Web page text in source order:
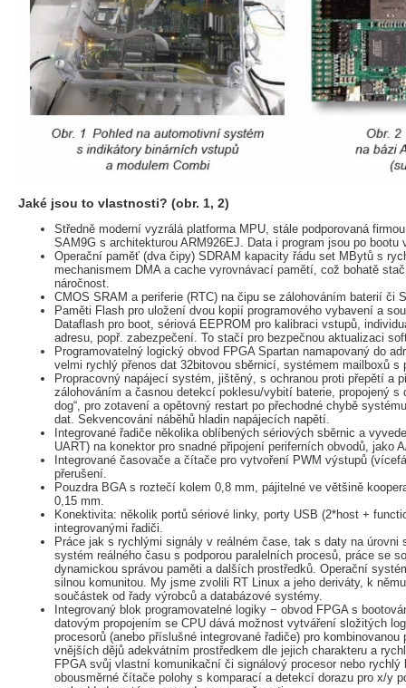
Jaké jsou to vlastnosti? (obr. 1, 2)
Středně moderní vyzrálá platforma MPU, stále podporovaná
SAM9G s architekturou ARM926EJ. Data i program jsou po bootu
Operační paměť (dva čipy) SDRAM kapacity řádu set MBytů s
mechanismem DMA a cache vyrovnávací pamětí, což bohatě
náročnost.
CMOS SRAM a periferie (RTC) na čipu se zálohováním baterií či
Paměti Flash pro uložení dvou kopií programového vybavení a
Dataflash pro boot, sériová EEPROM pro kalibraci vstupů,
adresu, popř. zabezpečení. To stačí pro bezpečnou aktualizaci
Programovatelný logický obvod FPGA Spartan namapovaný do
velmi rychlý přenos dat 32bitovou sběrnicí, systémem mailboxů s
Propracovný napájecí systém, jištěný, s ochranou proti přepětí a
zálohováním a časnou detekcí poklesu/vybití baterie, propojený s
dog“, pro zotavení a opětovný restart po přechodné chybě
dat. Sekvencování náběhů hladin napájecích napětí.
Integrované řadiče několika oblíbených sériových sběrnic a
UART) na konektor pro snadné připojení periferních obvodů, jako
Integrované časovače a čítače pro vytvoření PWM výstupů
přerušení.
Pouzdra BGA s roztečí kolem 0,8 mm, pájitelné ve většině
0,15 mm.
Konektivita: několik portů sériové linky, porty USB (2*host +
integrovanými řadiči.
Práce jak s rychlými signály v reálném čase, tak s daty na úrovni
systém reálného času s podporou paralelních procesů, práce se
dynamickou správou paměti a dalších prostředků. Operační
silnou komunitou. My jsme zvolili RT Linux a jeho deriváty, k
součástek od řady výrobců a databázové systémy.
Integrovaný blok programovatelné logiky − obvod FPGA s
datovým propojením se CPU dává možnost vytváření složitých
procesorů (anebo příslušné integrované řadiče) pro
vnějších dějů adekvátním prostředkem dle jejich charakteru a
FPGA svůj vlastní komunikační či signálový procesor nebo
obousměrné čítače polohy s komparací a detekcí dorazu pro x/y